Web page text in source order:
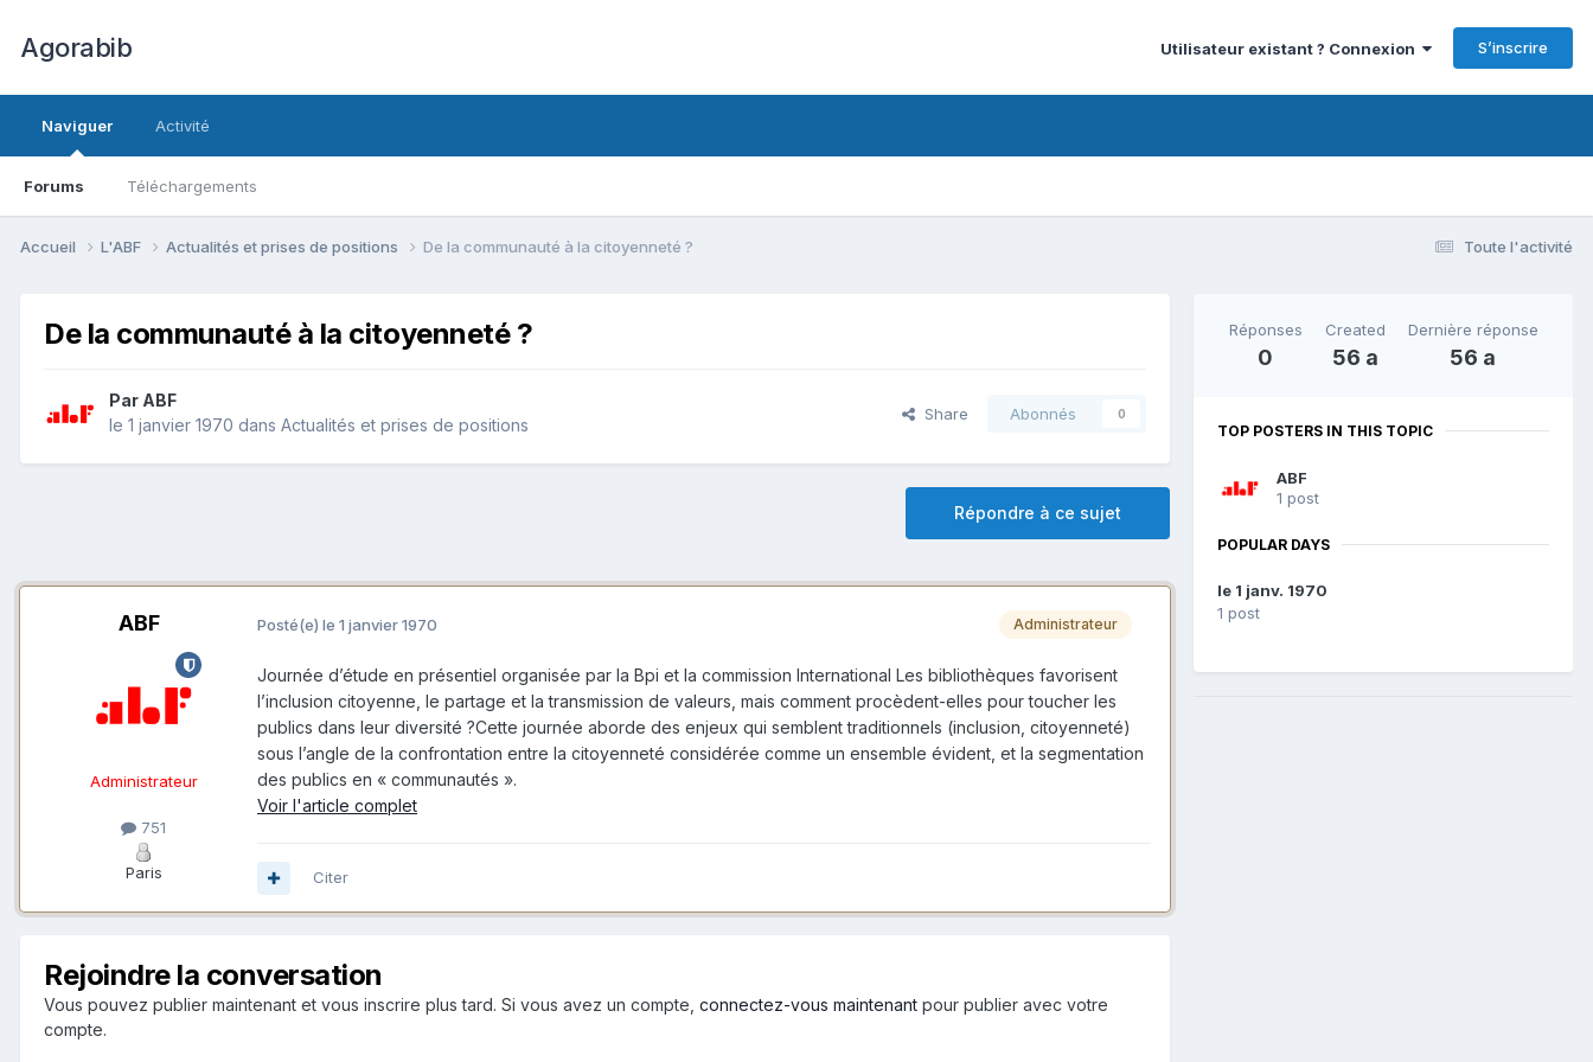
Agorabib Utilisateur existant ? Connexion S’inscrire
Naviguer
Forums Téléchargements
Activité
Toute l'activité
Accueil L'ABF Actualités et prises de positions De la communauté à la citoyenneté ?
De la communauté à la citoyenneté ?
Par ABF
le 1 janvier 1970 dans Actualités et prises de positions
Share Abonnés 0
Répondre à ce sujet
ABF
Administrateur
751
Paris
Administrateur
Posté(e) le 1 janvier 1970
Journée d’étude en présentiel organisée par la Bpi et la commission International Les bibliothèques favorisent
l’inclusion citoyenne, le partage et la transmission de valeurs, mais comment procèdent-elles pour toucher les
publics dans leur diversité ? ​​​​​​​Cette journée aborde des enjeux qui semblent traditionnels (inclusion, citoyenneté)
sous l’angle de la confrontation entre la citoyenneté considérée comme un ensemble évident, et la segmentation
des publics en « communautés ».
Voir l'article complet
Citer
Rejoindre la conversation
Vous pouvez publier maintenant et vous inscrire plus tard. Si vous avez un compte, connectez-vous maintenant pour publier avec votre
compte.
Réponses
0
Created
56 a
Dernière réponse
56 a
TOP POSTERS IN THIS TOPIC
ABF
1 post
POPULAR DAYS
le 1 janv. 1970
1 post